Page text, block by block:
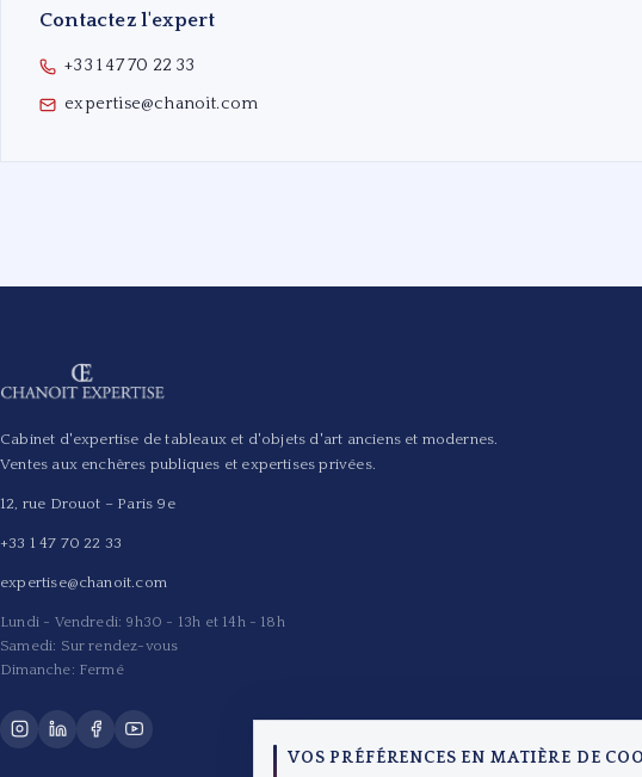
Contactez l'expert
+33 1 47 70 22 33
expertise@chanoit.com
Cabinet d'expertise de tableaux et d'objets d'art anciens et modernes.
Ventes aux enchères publiques et expertises privées.
12, rue Drouot – Paris 9e
+33 1 47 70 22 33
expertise@chanoit.com
Lundi - Vendredi: 9h30 - 13h et 14h - 18h
Samedi: Sur rendez-vous
Dimanche: Fermé
VOS PRÉFÉRENCES EN MATIÈRE DE